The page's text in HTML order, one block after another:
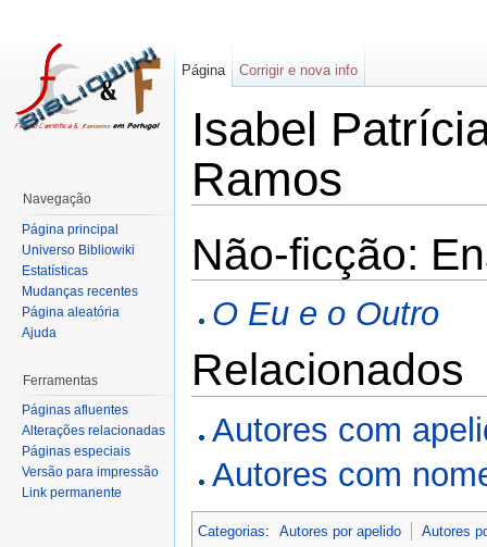
Isabel
Ramos
Não-ficção:
O Eu e o Outro
Relacionados
Autores com
Autores com
Categorias: Autores por apelido
Autores
Página Corrigir e nova info
Navegação
Página principal
Universo Bibliowiki
Estatísticas
Mudanças recentes
Página aleatória
Ajuda
Ferramentas
Páginas afluentes
Alterações relacionadas
Páginas especiais
Versão para impressão
Link permanente